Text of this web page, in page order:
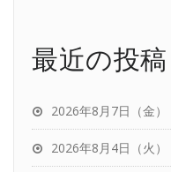
最近の投稿
2026年8月7日（金
2026年8月4日（火